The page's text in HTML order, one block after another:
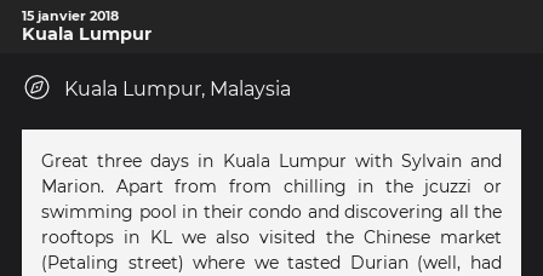
15 janvier 2018
Kuala Lumpur
Kuala Lumpur, Malaysia
Great three days in Kuala Lumpur with Sylvain and
Marion. Apart from from chilling in the jcuzzi or
swimming pool in their condo and discovering all the
rooftops in KL we also visited the Chinese market
(Petaling street) where we tasted Durian (well, had